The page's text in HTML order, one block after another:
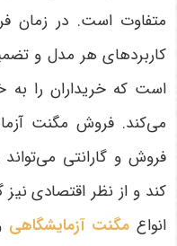
متفاوت است. در زمان
کاربردهای هر مدل و
است که خریداران را به
می‌کند. فروش مگنت
فروش و گارانتی
کند و از نظر اقتصادی
انواع مگنت آزمایشگاهی